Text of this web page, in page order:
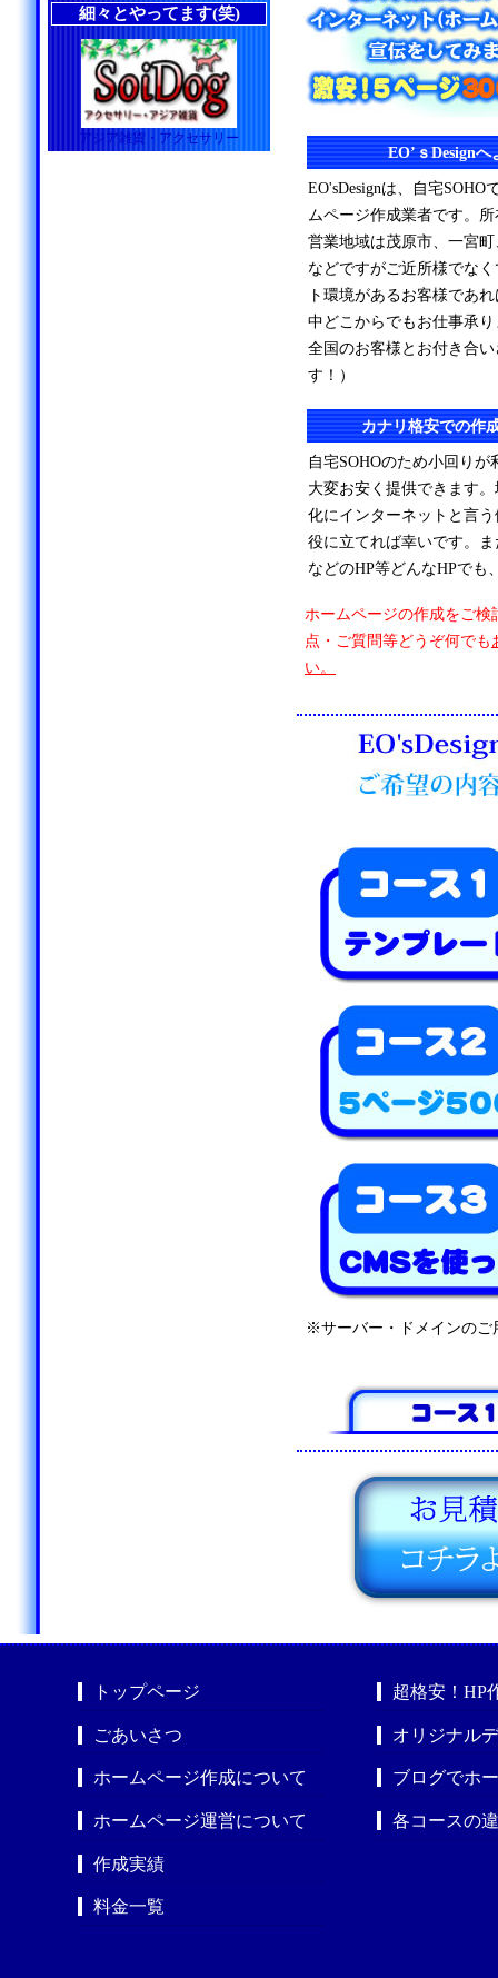
EO’ｓDesign
EO'sDesignは、自宅SOHO
ムページ作成業者です。
営業地域は茂原市、一宮
などですがご近所様でな
ト環境があるお客様であ
中どこからでもお仕事承
全国のお客様とお付き合
す！）
カナリ格安での作
自宅SOHOのため小回り
大変お安く提供できます
化にインターネットと言
役に立てれば幸いです。
などのHP等どんなHPでも
ホームページの作成をご検
点・ご質問等どうぞ何でも
い。
※サーバー・ドメインのご
細々とやってます(笑)
アジア雑貨・アクセサリー
トップページ
ごあいさつ
ホームページ作成について
ホームページ運営について
作成実績
料金一覧
超格安！HP
オリジナル
ブログでホ
各コースの